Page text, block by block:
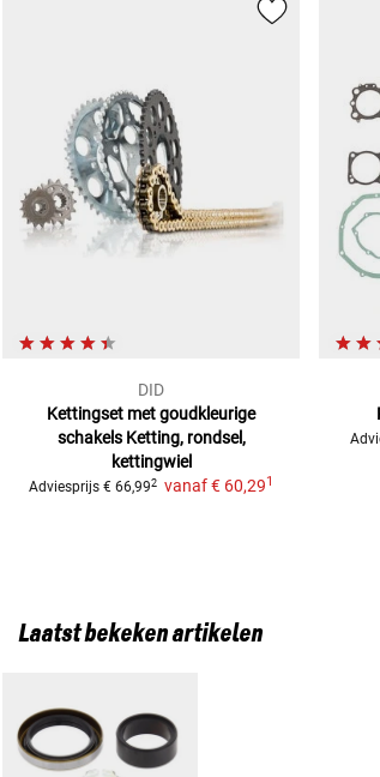
DID
Kettingset met goudkleurige
schakels Ketting, rondsel,
kettingwiel
Adviesprijs € 66,992 vanaf€ 60,291
Laatst bekeken artikelen